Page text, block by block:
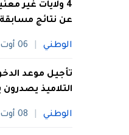
4 ولايات غير
عن نتائج مسابقة
الوطني 06 أوت
تأجيل موعد
التلاميذ يصدرون
الوطني 08 أوت